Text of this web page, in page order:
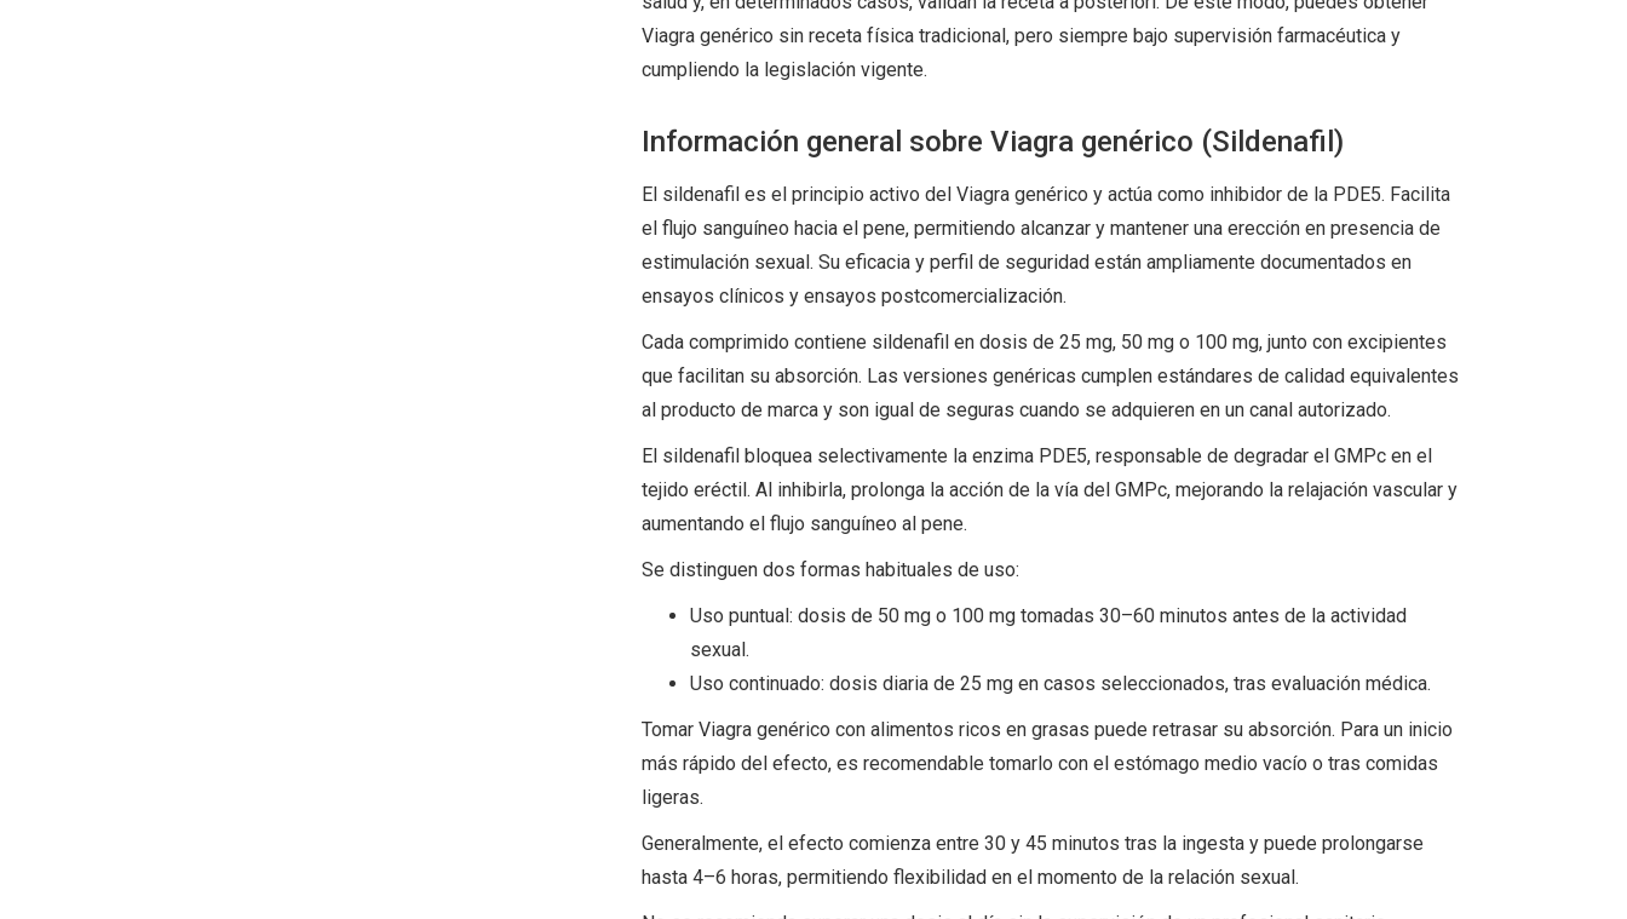
Viagra genérico sin receta física tradicional, pero siempre bajo supervisión farmacéutica y
cumpliendo la legislación vigente.
Información general sobre Viagra genérico (Sildenafil)
El sildenafil es el principio activo del Viagra genérico y actúa como inhibidor de la PDE5. Facilita
el flujo sanguíneo hacia el pene, permitiendo alcanzar y mantener una erección en presencia de
estimulación sexual. Su eficacia y perfil de seguridad están ampliamente documentados en
ensayos clínicos y ensayos postcomercialización.
Cada comprimido contiene sildenafil en dosis de 25 mg, 50 mg o 100 mg, junto con excipientes
que facilitan su absorción. Las versiones genéricas cumplen estándares de calidad equivalentes
al producto de marca y son igual de seguras cuando se adquieren en un canal autorizado.
El sildenafil bloquea selectivamente la enzima PDE5, responsable de degradar el GMPc en el
tejido eréctil. Al inhibirla, prolonga la acción de la vía del GMPc, mejorando la relajación vascular y
aumentando el flujo sanguíneo al pene.
Se distinguen dos formas habituales de uso:
Uso puntual: dosis de 50 mg o 100 mg tomadas 30–60 minutos antes de la actividad
sexual.
Uso continuado: dosis diaria de 25 mg en casos seleccionados, tras evaluación médica.
Tomar Viagra genérico con alimentos ricos en grasas puede retrasar su absorción. Para un inicio
más rápido del efecto, es recomendable tomarlo con el estómago medio vacío o tras comidas
ligeras.
Generalmente, el efecto comienza entre 30 y 45 minutos tras la ingesta y puede prolongarse
hasta 4–6 horas, permitiendo flexibilidad en el momento de la relación sexual.